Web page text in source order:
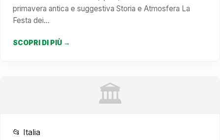
primavera antica e suggestiva Storia e Atmosfera La
Festa dei…
SCOPRI DI PIÙ →
🏛️
📂 Italia